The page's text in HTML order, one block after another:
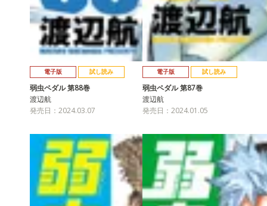
電子版 試し読み
弱虫ペダル 第88巻
渡辺航
発売日：2024.03.07
電子版 試し読み
弱虫ペダル 第87巻
渡辺航
発売日：2024.01.05